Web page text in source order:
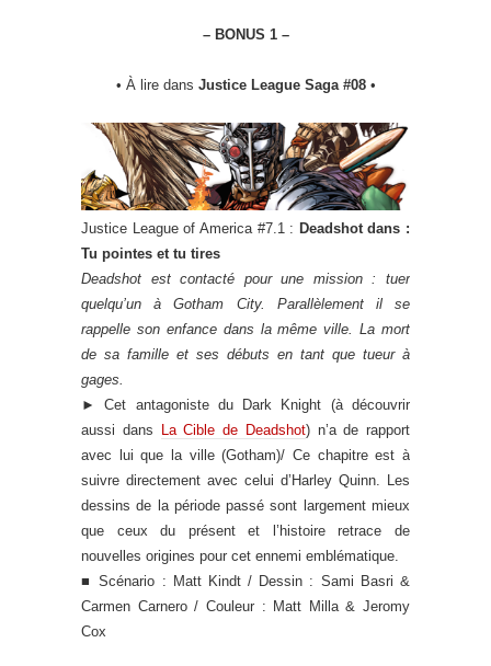
– BONUS 1 –
• À lire dans Justice League Saga #08•
Justice League of America #7.1 : Deadshot dans :
Tu pointes et tu tires
Deadshot est contacté pour une mission : tuer
quelqu’un à Gotham City. Parallèlement il se
rappelle son enfance dans la même ville. La mort
de sa famille et ses débuts en tant que tueur à
gages.
►
Cet antagoniste du Dark Knight (à découvrir
aussi dans
La Cible de Deadshot) n’a de rapport
avec lui que la ville (Gotham)/ Ce chapitre est à
suivre directement avec celui d’Harley Quinn. Les
dessins de la période passé sont largement mieux
que ceux du présent et l’histoire retrace de
nouvelles origines pour cet ennemi emblématique.
■ Scénario : Matt Kindt / Dessin : Sami Basri &
Carmen Carnero / Couleur : Matt Milla & Jeromy
Cox